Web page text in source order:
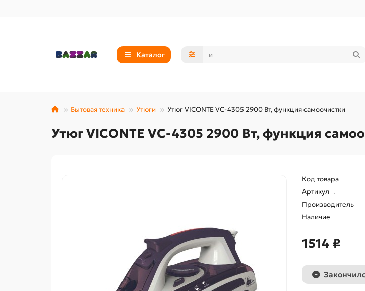
Каталог
Бытовая техника Утюги Утюг VICONTE VC-4305 2900 Вт, функция самоочистки
Утюг VICONTE VC-4305 2900 Вт, функция
Код товара
Артикул
Производитель
Наличие
1514 ₽